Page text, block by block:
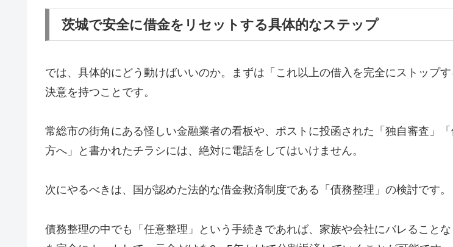
茨城で安全に借金をリセットする具体的なステップ
では、具体的にどう動けばいいのか。まずは「これ以上の借入を完全にストップ
決意を持つことです。
常総市の街角にある怪しい金融業者の看板や、ポストに投函された「独自審査」
方へ」と書かれたチラシには、絶対に電話をしてはいけません。
次にやるべきは、国が認めた法的な借金救済制度である「債務整理」の検討です。
債務整理の中でも「任意整理」という手続きであれば、家族や会社にバレること